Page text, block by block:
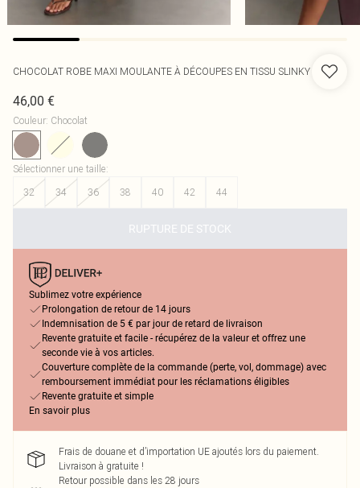
CHOCOLAT ROBE MAXI MOULANTE À DÉCOUPES EN TISSU SLINKY
46,00 €
Couleur: Chocolat
Sélectionner une taille:
32
34 36 38 40 42 44
RUPTURE DE STOCK
Sublimez votre expérience
Prolongation de retour de 14 jours
Indemnisation de 5 € par jour de retard de livraison
Revente gratuite et facile - récupérez de la valeur et offrez une
seconde vie à vos articles.
Couverture complète de la commande (perte, vol, dommage) avec
remboursement immédiat pour les réclamations éligibles
Revente gratuite et simple
En savoir plus
Frais de douane et d’importation UE ajoutés lors du paiement.
Livraison à gratuite !
Retour possible dans les 28 jours